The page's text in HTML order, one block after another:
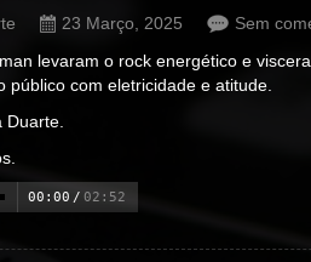
23 Março, 2025
Sem
levaram o rock energético e
público com eletricidade e atitude.
00:00 / 02:52